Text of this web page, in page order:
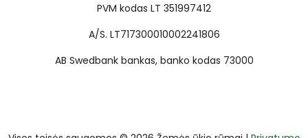
PVM kodas LT 351997412
A/S. LT717300010002241806
AB Swedbank bankas, banko kodas 73000